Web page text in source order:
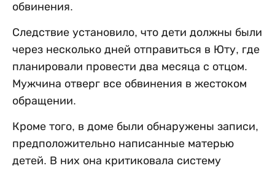
обвинения.
Следствие установило, что дети должны были
через несколько дней отправиться в Юту, где
планировали провести два месяца с отцом.
Мужчина отверг все обвинения в жестоком
обращении.
Кроме того, в доме были обнаружены записи,
предположительно написанные матерью
детей. В них она критиковала систему